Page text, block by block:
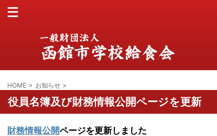
HOME > お知らせ >
役員名簿及び財務情報公開ページを更新
財務情報公開ページを更新しました